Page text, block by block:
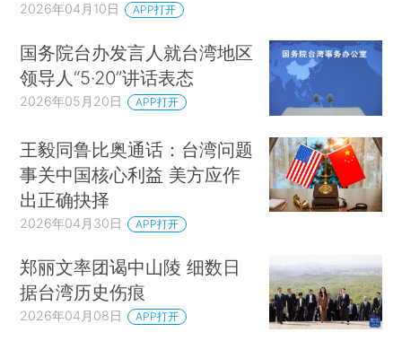
2026年04月10日 APP打开
国务院台办发言人就台湾地区
领导人“5·20”讲话表态
2026年05月20日 APP打开
王毅同鲁比奥通话：台湾问题
事关中国核心利益 美方应作
出正确抉择
2026年04月30日 APP打开
郑丽文率团谒中山陵 细数日
据台湾历史伤痕
2026年04月08日 APP打开